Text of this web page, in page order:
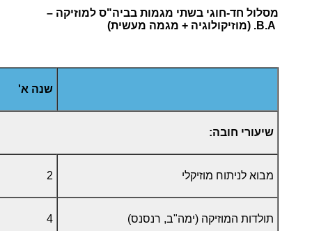
מסלול חד-חוגי בשתי מגמות בביה"ס למוזיקה –
B.A.
(מוזיקולוגיה + מגמה מעשית)
שנה א'
שיעורי חובה:
מבוא לניתוח מוזיקלי 2
תולדות המוזיקה (ימה"ב, רנסנס) 4